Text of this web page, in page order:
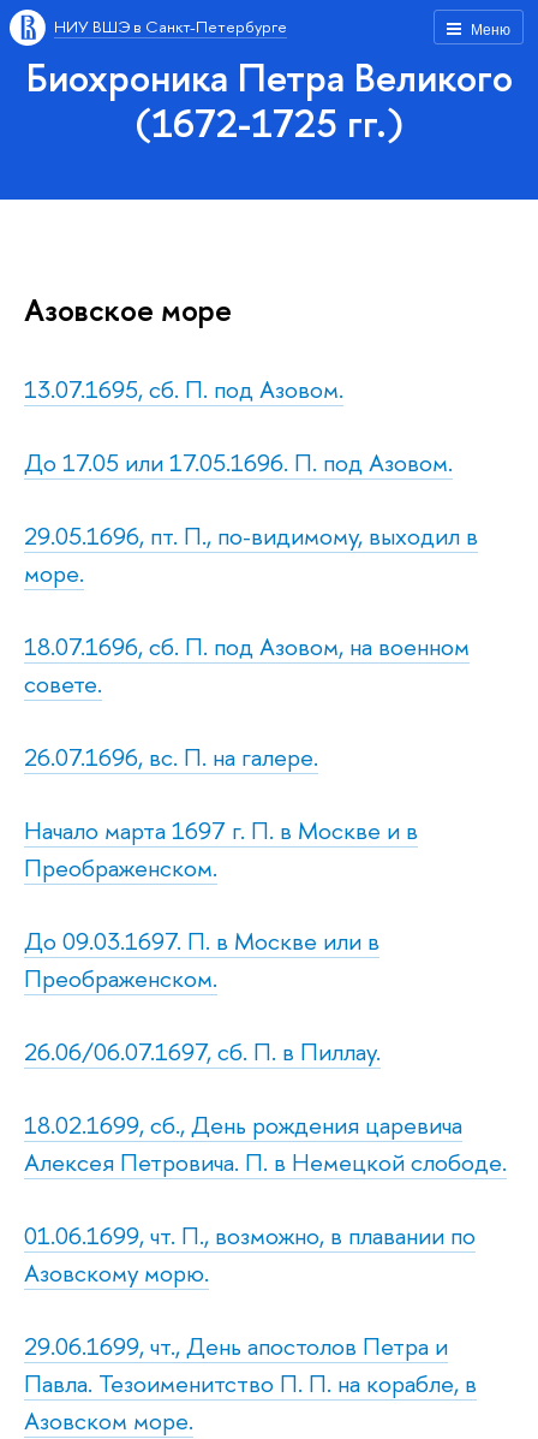
Меню
НИУ ВШЭ в Санкт-Петербурге
Биохроника Петра Великого
(1672-1725 гг.)
Азовское море
13.07.1695, сб. П. под Азовом.
До 17.05 или 17.05.1696. П. под Азовом.
29.05.1696, пт. П., по-видимому, выходил в
море.
18.07.1696, сб. П. под Азовом, на военном
совете.
26.07.1696, вс. П. на галере.
Начало марта 1697 г. П. в Москве и в
Преображенском.
До 09.03.1697. П. в Москве или в
Преображенском.
26.06/06.07.1697, сб. П. в Пиллау.
18.02.1699, сб., День рождения царевича
Алексея Петровича. П. в Немецкой слободе.
01.06.1699, чт. П., возможно, в плавании по
Азовскому морю.
29.06.1699, чт., День апостолов Петра и
Павла. Тезоименитство П. П. на корабле, в
Азовском море.